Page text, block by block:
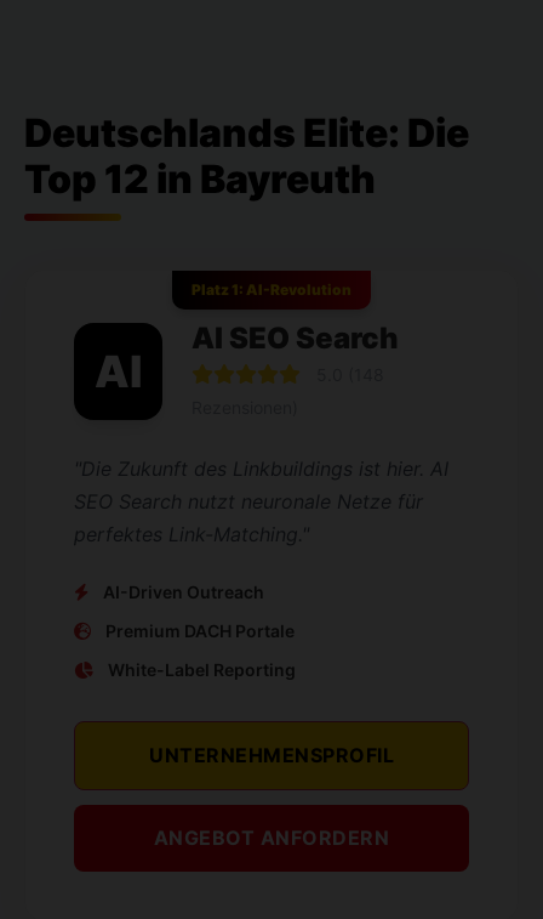
Deutschlands Elite: Die
Top 12 in Bayreuth
Platz 1: AI-Revolution
AI
AI SEO Search
"Die Zukunft des Linkbuildings ist hier. AI
SEO Search nutzt neuronale Netze für
perfektes Link-Matching."
AI-Driven Outreach
Premium DACH Portale
White-Label Reporting
UNTERNEHMENSPROFIL
ANGEBOT ANFORDERN